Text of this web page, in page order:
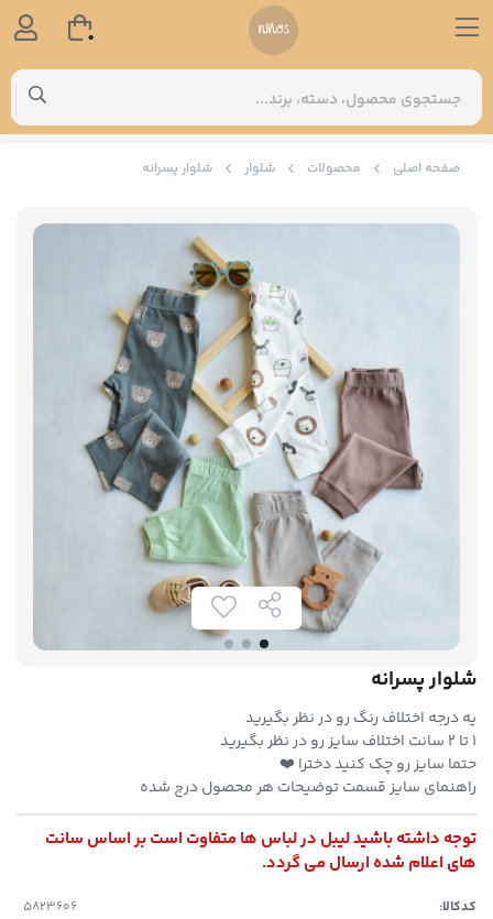
صفحه اصلی محصولات شلوار شلوار پسرانه
شلوار پسرانه
یه درجه اختلاف رنگ رو در نظر بگیرید
۱ تا ۲ سانت اختلاف سایز رو در نظر بگیرید
حتما سایز رو چک کنید دخترا ❤️
راهنمای سایز قسمت توضیحات هر محصول درج شده
توجه داشته باشید لیبل در لباس ها متفاوت است بر اساس سانت
های اعلام شده ارسال می گردد.
کدکالا:
0